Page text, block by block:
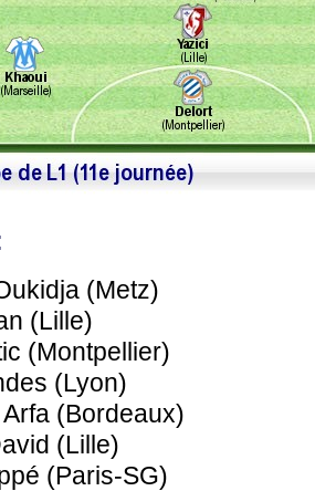
(Metz)
(Lille)
(Montpellier)
(Lyon)
(Bordeaux)
(Lille)
(Paris-SG)